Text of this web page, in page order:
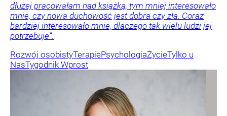
dłużej pracowałam nad książką, tym mniej interesowało
mnie, czy nowa duchowość jest dobra czy zła. Coraz
bardziej interesowało mnie, dlaczego tak wielu ludzi jej
potrzebuje”.
Rozwój osobistyTerapiePsychologiaŻycieTylko u
NasTygodnik Wprost